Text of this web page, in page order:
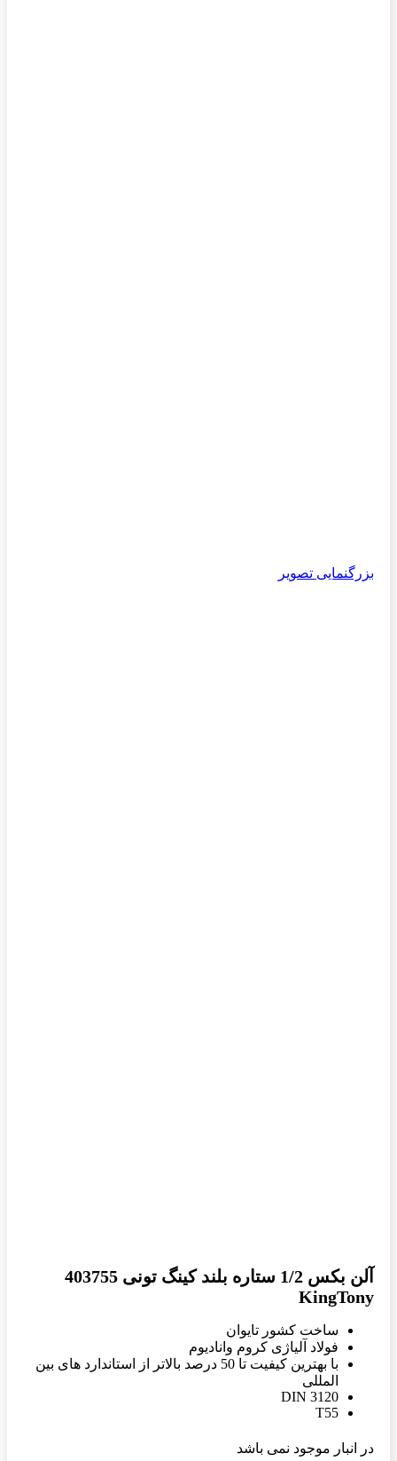
بزرگنمایی تصویر
آلن بکس 1/2 ستاره بلند کینگ تونی 403755
KingTony
ساخت کشور تایوان
فولاد آلیاژی کروم وانادیوم
با بهترین کیفیت تا 50 درصد بالاتر از استاندارد های بین
المللی
DIN 3120
T55
در انبار موجود نمی باشد